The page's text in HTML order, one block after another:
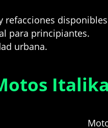
refacciones disponibles
para principiantes.
urbana.